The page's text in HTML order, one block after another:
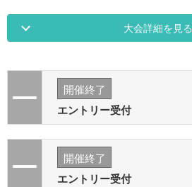
大会詳細を見る
開催終了
エントリー受付
開催終了
エントリー受付